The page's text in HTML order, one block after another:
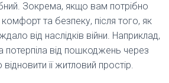
Зокрема, якщо вам потрібно
та безпеку, після того, як
від наслідків війни. Наприклад,
від пошкоджень через
відновити її житловий простір.